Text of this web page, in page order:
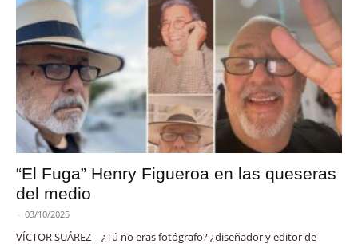
“El Fuga” Henry Figueroa en las queseras
del medio
- 03/10/2025
VÍCTOR SUÁREZ - ¿Tú no eras fotógrafo? ¿diseñador y editor de